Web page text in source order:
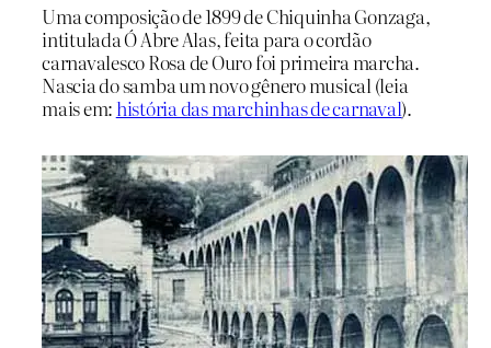
Uma composição de 1899 de Chiquinha Gonzaga,
intitulada Ó Abre Alas, feita para o cordão
carnavalesco Rosa de Ouro foi primeira marcha.
Nascia do samba um novo gênero musical (leia
mais em:história das marchinhas de carnaval).